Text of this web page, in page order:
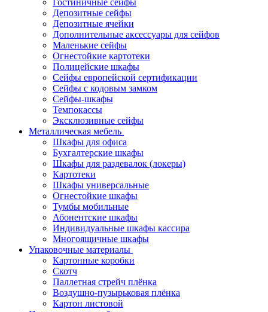
Гостиничные сейфы
Депозитные сейфы
Депозитные ячейки
Дополнительные аксессуары для сейфов
Маленькие сейфы
Огнестойкие картотеки
Полицейские шкафы
Сейфы европейской сертификации
Сейфы с кодовым замком
Сейфы-шкафы
Темпокассы
Эксклюзивные сейфы
Металлическая мебель
Шкафы для офиса
Бухгалтерские шкафы
Шкафы для раздевалок (локеры)
Картотеки
Шкафы универсальные
Огнестойкие шкафы
Тумбы мобильные
Абонентские шкафы
Индивидуальные шкафы кассира
Многоящичные шкафы
Упаковочные материалы
Картонные коробки
Скотч
Паллетная стрейч плёнка
Воздушно-пузырьковая плёнка
Картон листовой